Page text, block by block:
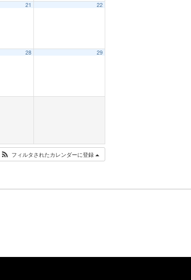
21 22
28 29
フィルタされたカレンダーに登録